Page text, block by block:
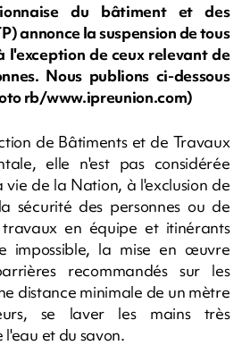
du bâtiment et des
annonce la suspension de tous
l'exception de ceux relevant de
Nous publions ci-dessous
rb/www.ipreunion.com)
de Bâtiments et de Travaux
elle n'est pas considérée
vie de la Nation, à l'exclusion de
sécurité des personnes ou de
travaux en équipe et itinérants
impossible, la mise en œuvre
recommandés sur les
distance minimale de un mètre
se laver les mains très
et du savon.